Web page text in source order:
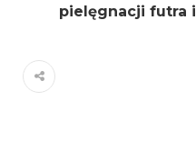
pielęgnacji futra